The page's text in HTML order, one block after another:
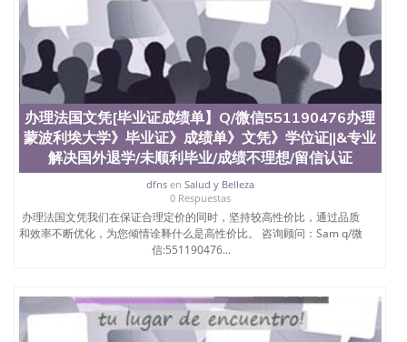
办理法国文凭[毕业证成绩单】Q/微信551190476办理
蒙波利埃大学》毕业证》成绩单》文凭》学位证||&专业
解决国外退学/未顺利毕业/成绩不理想/留信认证
dfnsen Salud y Belleza
0 Respuestas
办理法国文凭我们在保证合理定价的同时，坚持较高性价比，通过品质
和效率不断优化，为您倾情诠释什么是高性价比。 咨询顾问：Sam q/微
信:551190476...